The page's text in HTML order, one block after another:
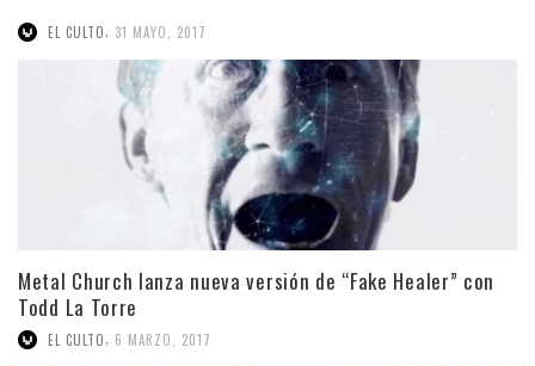
EL CULTO 31 MAYO, 2017
Metal Church lanza nueva versión de “Fake Healer” con
Todd La Torre
EL CULTO 6 MARZO, 2017